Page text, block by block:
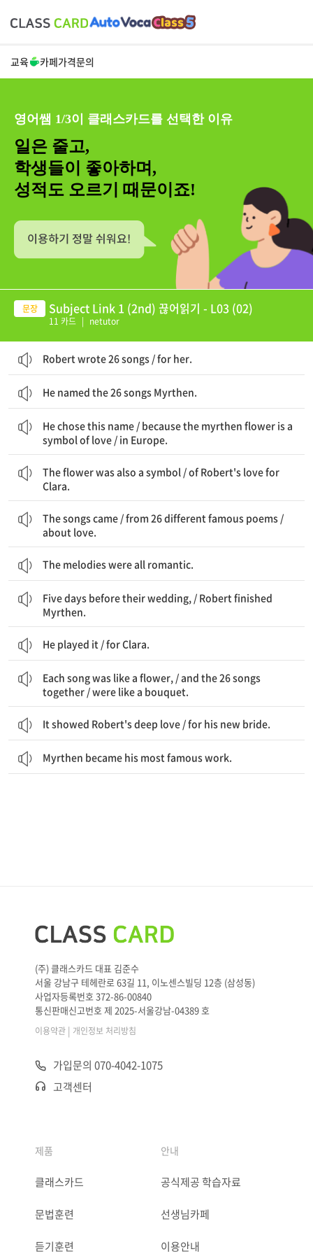
교육 카페가격문의
영어쌤 1/3이 클래스카드를 선택한 이유
일은 줄고,
학생들이 좋아하며,
성적도 오르기 때문이죠!
Subject Link 1 (2nd) 끊어읽기 - L03 (02)
11 카드 | netutor
Robert wrote 26 songs / for her.
He named the 26 songs Myrthen.
He chose this name / because the myrthen flower is a
symbol of love / in Europe.
The flower was also a symbol / of Robert's love for
Clara.
The songs came / from 26 different famous poems /
about love.
The melodies were all romantic.
Five days before their wedding, / Robert finished
Myrthen.
He played it / for Clara.
Each song was like a flower, / and the 26 songs
together / were like a bouquet.
It showed Robert's deep love / for his new bride.
Myrthen became his most famous work.
(주) 클래스카드 대표 김준수
서울 강남구 테헤란로 63길 11, 이노센스빌딩 12층 (삼성동)
사업자등록번호 372-86-00840
통신판매신고번호 제 2025-서울강남-04389 호
이용약관 | 개인정보 처리방침
가입문의 070-4042-1075
고객센터
제품
클래스카드
문법훈련
듣기훈련
안내
공식제공 학습자료
선생님카페
이용안내